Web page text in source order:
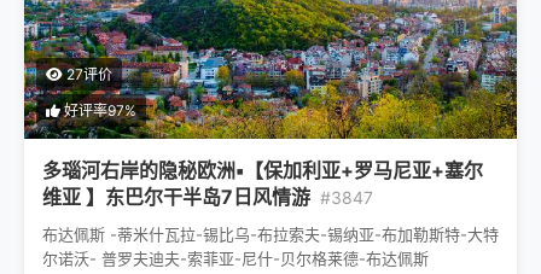
27评价
好评率97%
多瑙河右岸的隐秘欧洲▪【保加利亚+罗马尼亚+塞尔
维亚 】东巴尔干半岛7日风情游 #3847
布达佩斯 -蒂米什瓦拉-锡比乌-布拉索夫-锡纳亚-布加勒斯特-大特
尔诺沃- 普罗夫迪夫-索菲亚-尼什-贝尔格莱德-布达佩斯